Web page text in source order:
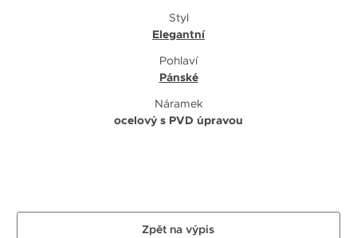
Styl
Elegantní
Pohlaví
Pánské
Náramek
ocelový s PVD úpravou
Zpět na výpis